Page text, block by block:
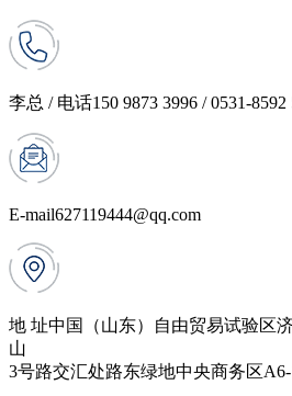
李总 / 电话150 9873 3996 / 0531-8592
E-mail627119444@qq.com
地 址中国（山东）自由贸易试验区
山
3号路交汇处路东绿地中央商务区A6-